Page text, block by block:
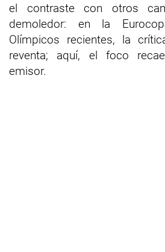
el contraste con otros
demoledor: en la
Olímpicos recientes, la
reventa; aquí, el foco
emisor.